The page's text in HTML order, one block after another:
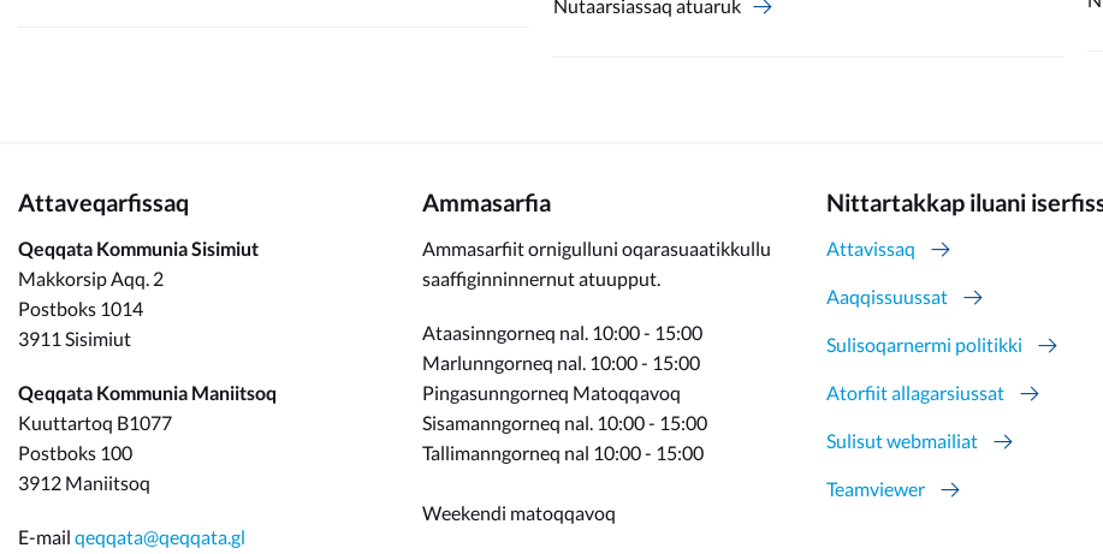
Nutaarsiassaq atuaruk
Attaveqarfissaq
Qeqqata Kommunia Sisimiut
Makkorsip Aqq. 2
Postboks 1014
3911 Sisimiut
Qeqqata Kommunia Maniitsoq
Kuuttartoq B1077
Postboks 100
3912 Maniitsoq
E-mail qeqqata@qeqqata.gl
Ammasarfia
Ammasarfiit ornigulluni oqarasuaatikkullu
saaffiginninnernut atuupput.
Ataasinngorneq nal. 10:00 - 15:00
Marlunngorneq nal. 10:00 - 15:00
Pingasunngorneq Matoqqavoq
Sisamanngorneq nal. 10:00 - 15:00
Tallimanngorneq nal 10:00 - 15:00
Weekendi matoqqavoq
Nittartakkap iluani
Attavissaq
Aaqqissuussat
Sulisoqarnermi politikki
Atorfiit allagarsiussat
Sulisut webmailiat
Teamviewer